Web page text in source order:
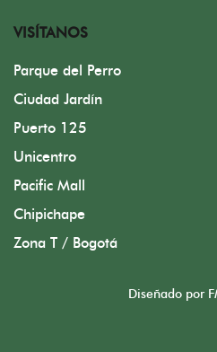
VISÍTANOS
Parque del Perro
Ciudad Jardín
Puerto 125
Unicentro
Pacific Mall
Chipichape
Zona T / Bogotá
Diseñado por